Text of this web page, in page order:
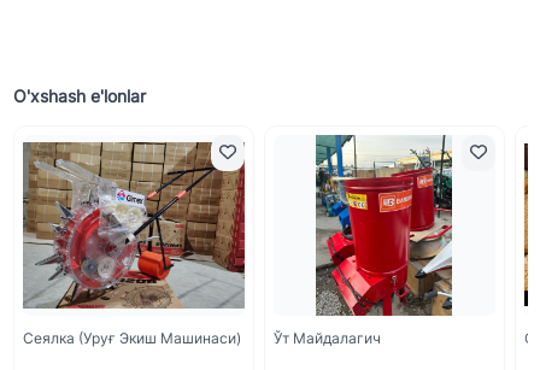
O'xshash e'lonlar
Сеялка (уруғ Экиш Машинаси) Ўт Майдалагич